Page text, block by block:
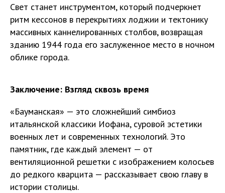
Свет станет инструментом, который подчеркнет
ритм кессонов в перекрытиях лоджии и тектонику
массивных каннелированных столбов, возвращая
зданию 1944 года его заслуженное место в ночном
облике города.
Заключение: Взгляд сквозь время
«Бауманская» — это сложнейший симбиоз
итальянской классики Иофана, суровой эстетики
военных лет и современных технологий. Это
памятник, где каждый элемент — от
вентиляционной решетки с изображением колосьев
до редкого кварцита — рассказывает свою главу в
истории столицы.